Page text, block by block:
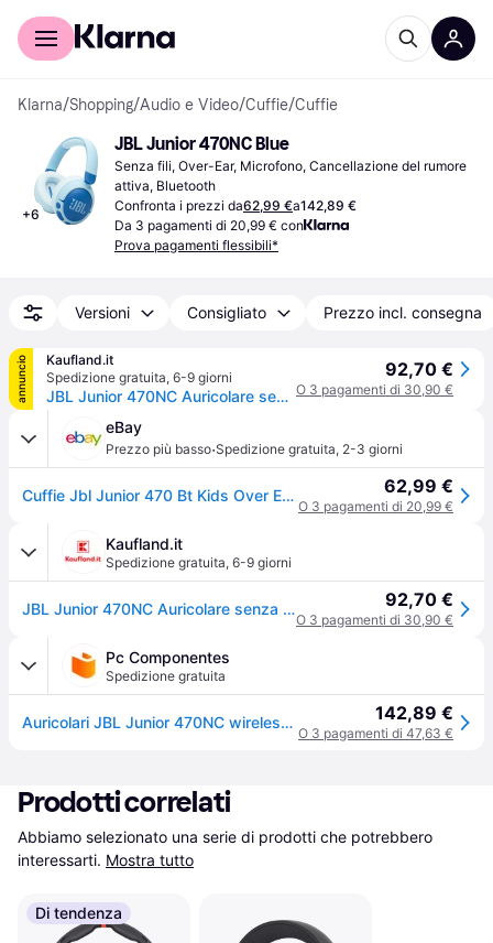
Per il tuo shopping
Klarna/Shopping/Audio e Video/Cuffie/Cuffie
+6
JBL Junior 470NC Blue
Senza fili, Over-Ear, Microfono, Cancellazione del rumore
attiva, Bluetooth
Confronta i prezzi da62,99 €a142,89 €
Da 3 pagamenti di 20,99 € con
Prova pagamenti flessibili*
Versioni Consigliato Prezzo incl. consegna
annuncio
Kaufland.it
Spedizione gratuita, 6-9 giorni
JBL Junior 470NC Auricolare senza fili Telefono/Musica USB Tipo C Bluetooth Blu
92,70 €
O 3 pagamenti di 30,90 €
eBay
Prezzo più basso·Spedizione gratuita, 2-3 giorni
Cuffie Jbl Junior 470 Bt Kids Over Ear Anc Mic Blu 62,99 €
O 3 pagamenti di 20,99 €
Kaufland.it
Spedizione gratuita, 6-9 giorni
JBL Junior 470NC Auricolare senza fili Telefono/Musica USB Tipo C Bluetooth Blu 92,70 €
O 3 pagamenti di 30,90 €
Pc Componentes
Spedizione gratuita
Auricolari JBL Junior 470NC wireless Bluetooth con Cancellazione Rumore, Microfono e controllo parentale, blu 142,89 €
O 3 pagamenti di 47,63 €
Prodotti correlati
Abbiamo selezionato una serie di prodotti che potrebbero
interessarti. Mostra tutto
Di tendenza